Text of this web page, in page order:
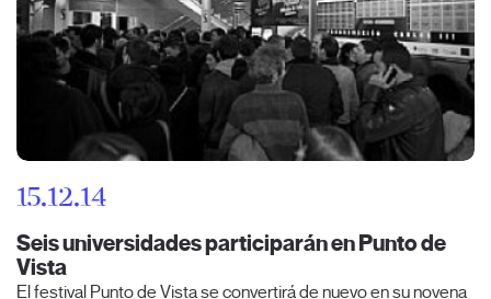
15.12.14
Seis universidades participarán en Punto de
Vista
El festival Punto de Vista se convertirá de nuevo en su novena